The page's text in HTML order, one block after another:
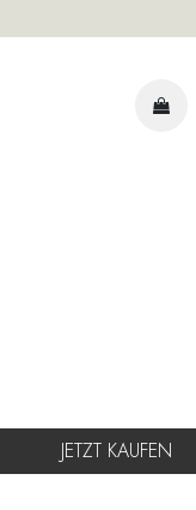
JETZT KAUFEN